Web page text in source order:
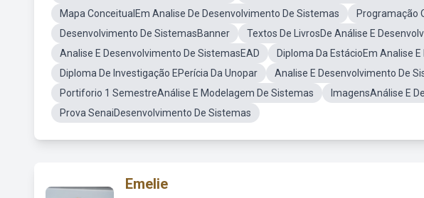
Mapa ConceitualEm Analise De Desenvolvimento De Sistemas
Programação
Desenvolvimento De SistemasBanner
Textos De LivrosDe Análise E
Analise E Desenvolvimento De SistemasEAD
Diploma Da EstácioEm Analise
Diploma De Investigação EPerícia Da Unopar
Analise E Desenvolvimento De
Portiforio 1 SemestreAnálise E Modelagem De Sistemas
ImagensAnálise E
Prova SenaiDesenvolvimento De Sistemas
Emelie